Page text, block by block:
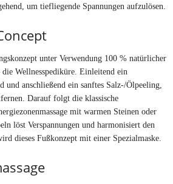
um tiefliegende Spannungen aufzulösen.
unter Verwendung 100 % natürlicher
Wellnesspediküre. Einleitend ein
und anschließend ein sanftes Salz-/Ölpeeling,
Darauf folgt die klassische
mit warmen Steinen oder
löst Verspannungen und harmonisiert den
dieses Fußkonzept mit einer Spezialmaske.